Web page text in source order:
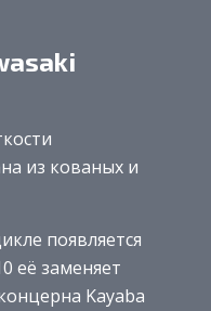
из кованых и
появляется
её заменяет
Kayaba